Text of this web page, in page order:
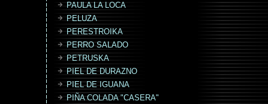
PAULA LA LOCA
PELUZA
PERESTROIKA
PERRO SALADO
PETRUSKA
PIEL DE DURAZNO
PIEL DE IGUANA
PIÑA COLADA "CASERA"